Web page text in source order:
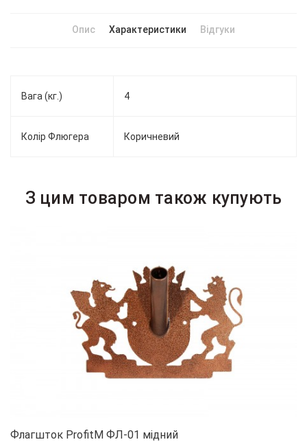
Опис Характеристики Відгуки
Вага (кг.) 4
Колір Флюгера Коричневий
З цим товаром також купують
Флагшток ProfitM ФЛ-01 мідний